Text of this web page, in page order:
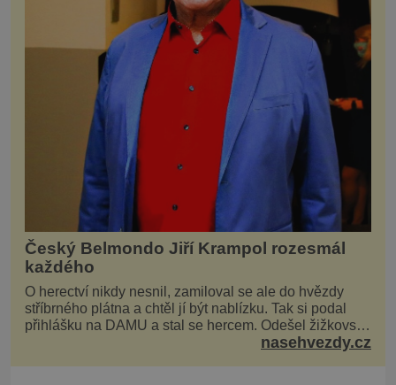
Český Belmondo Jiří Krampol rozesmál
každého
O herectví nikdy nesnil, zamiloval se ale do hvězdy
stříbrného plátna a chtěl jí být nablízku. Tak si podal
přihlášku na DAMU a stal se hercem. Odešel žižkovský
matador, který všude rozdával humor, i když jemu
nasehvezdy.cz